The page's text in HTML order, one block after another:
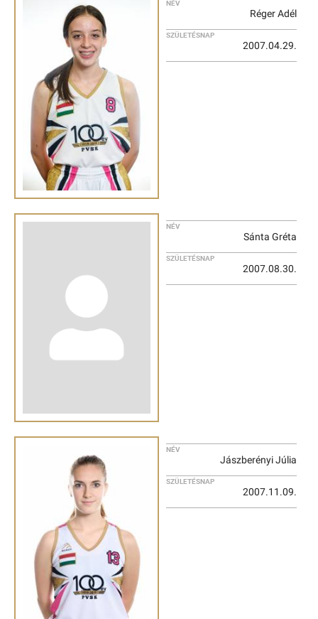
NÉV
Réger Adél
SZÜLETÉSNAP
2007.04.29.
NÉV
Sánta Gréta
SZÜLETÉSNAP
2007.08.30.
NÉV
Jászberényi Júlia
SZÜLETÉSNAP
2007.11.09.